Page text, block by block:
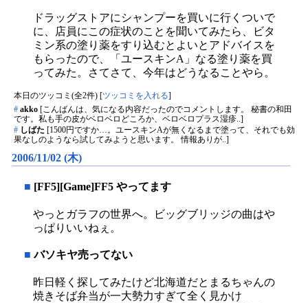
ドラッグストアにシャンプーを買いに行くついで
に、店員にこの症状のことを聞いてみたら、ビタ
ミン系の塗り薬をすり込むとよいとアドバイスを
もらったので、「ユースキンA」なる塗り薬を買
ってみた。さてさて、今年はどうなることやら。
本日のツッコミ(全2件) [ ツッコミを入れる
# akko [こんばんは、気になる内容だったのでコメントします。 秘書の和田
です。私も手の皮がベロベロどころか、ベロベロプラス湿疹..]
# しばた
[1500円ですか…。ユースキンAが無くなるまで塗って、それでも効
果なしのようなら試してみようと思います。 情報ありが..]
2006/11/02 (木)
■ [FF5][Game]FF5 やってます
やっとガラフの世界へ。ビッグブリッジの曲はや
っぱりいいねぇ。
■ バソキヤ売ってない
昨日軽く探してみたけど北海道だとまるちゃんの
焼きそば弁当が一大勢力すぎて全く見かけ